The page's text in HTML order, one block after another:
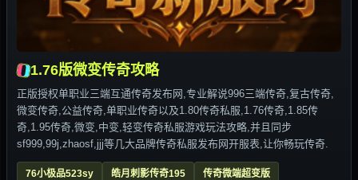
1.76版微变传奇攻略
正版授权单职业三端互通传奇发布网,专业解说996三端传奇,复古传奇,
微变传奇,公益传奇,单职业传奇以及1.80传奇私服,1.76传奇,1.85传
奇,1.95传奇,微变,中变,轻变传奇私服游戏玩法攻略,并且同步
sf999,99j,zhaosf,jjj等几大品牌传奇私服发布网开服表,让你畅玩传奇.
76小极品523sy 皓月刺影传奇195 传奇微端超变版